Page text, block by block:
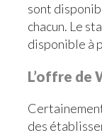
sont
chacun. Le
disponible à
L’offre de
des